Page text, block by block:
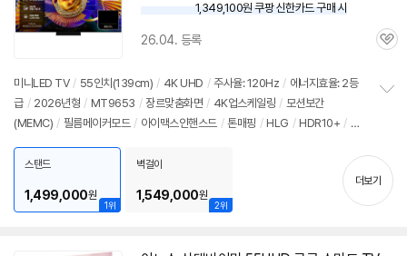
할
1,349,100원 쿠팡 신한카드 구매 시
26.04. 등록
관
미니LED TV / 55인치 (139cm) / 4K UHD / 주사율: 120Hz / 에너지효율: 2등
급 / 2026년형 / MT9653 / 장르맞춤화면 / 4K업스케일링 / 모션보간
(MEMC) / 필름메이커모드 / 아이맥스인핸스드 / 톤매핑 / HLG / HDR10+ / HD
DMI2.1
DLG: 288Hz
출시가: 1,8
기
1위
스탠드
1,499,000원
2위
벽걸이
1,549,000원
더보기